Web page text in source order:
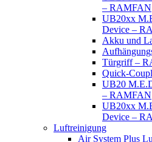
– RAMFAN
UB20xx
Device –
Akku und
Türgriff –
Quick-
UB20
– RAMFAN
UB20xx
Device –
Luftreinigung
Air System Plus